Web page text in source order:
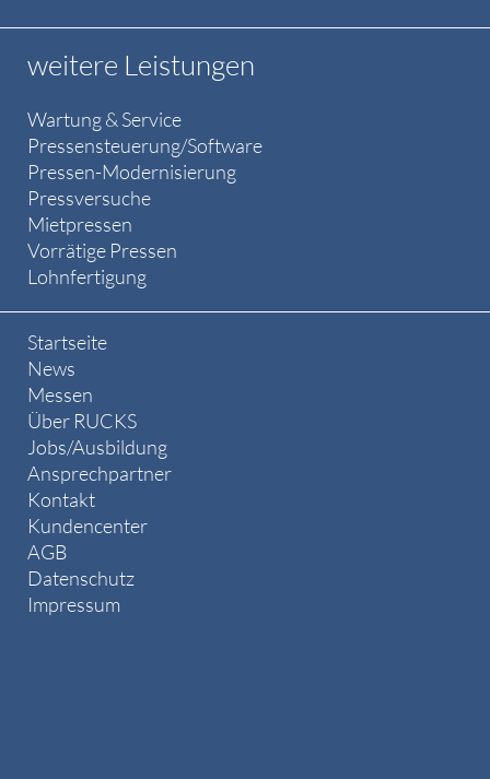
weitere Leistungen
Wartung & Service
Pressensteuerung/Software
Pressen-Modernisierung
Pressversuche
Mietpressen
Vorrätige Pressen
Lohnfertigung
Startseite
News
Messen
Über RUCKS
Jobs/Ausbildung
Ansprechpartner
Kontakt
Kundencenter
AGB
Datenschutz
Impressum